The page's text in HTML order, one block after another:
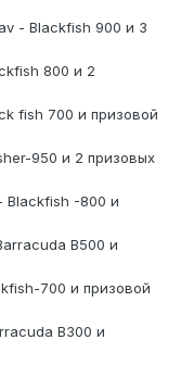
- Blackfish 900 и 3
800 и 2
fish 700 и призовой
950 и 2 призовых
-800 и
B500 и
700 и призовой
B300 и